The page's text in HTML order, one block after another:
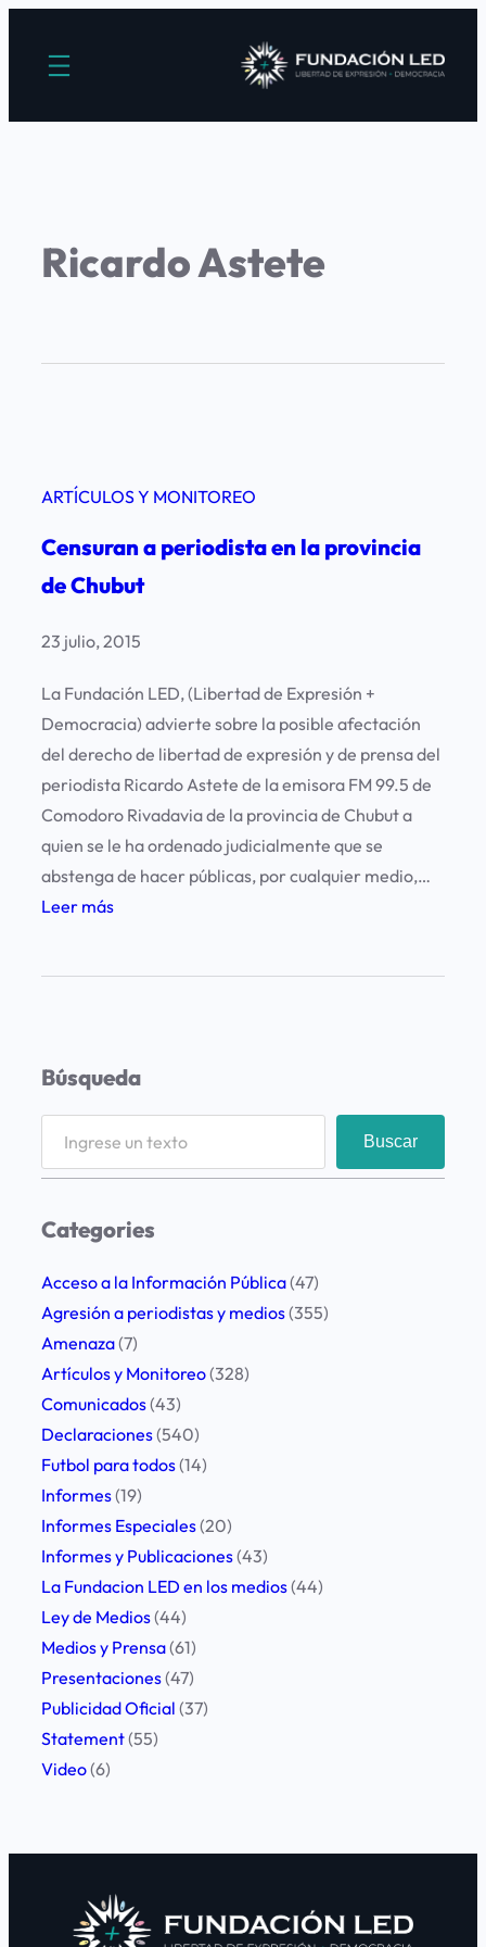
Ricardo Astete
ARTÍCULOS Y MONITOREO
Censuran a periodista en la provincia
de Chubut
23 julio, 2015
La Fundación LED, (Libertad de Expresión +
Democracia) advierte sobre la posible afectación
del derecho de libertad de expresión y de prensa del
periodista Ricardo Astete de la emisora FM 99.5 de
Comodoro Rivadavia de la provincia de Chubut a
quien se le ha ordenado judicialmente que se
abstenga de hacer públicas, por cualquier medio,…
Leer más:
r
a
n
a
e
r
o
a
e
p
o
i
d
e
Búsqueda
r
h
Buscar
Categories
Acceso a la Información Pública(47)
Agresión a periodistas y medios(355)
Amenaza(7)
Artículos y Monitoreo(328)
Comunicados(43)
Declaraciones(540)
Futbol para todos(14)
Informes(19)
Informes Especiales(20)
Informes y Publicaciones(43)
La Fundacion LED en los medios(44)
Ley de Medios(44)
Medios y Prensa(61)
Presentaciones(47)
Publicidad Oficial (37)
Statement(55)
Video(6)